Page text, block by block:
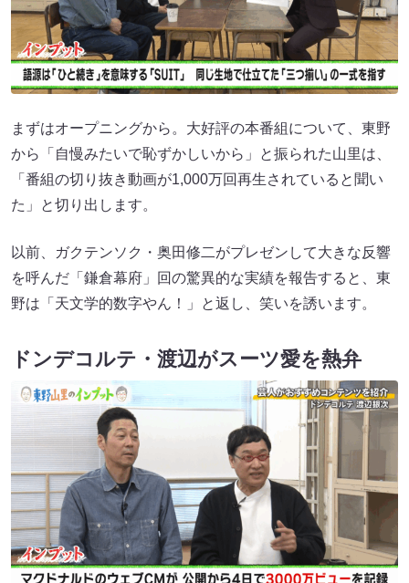
まずはオープニングから。大好評の本番組について、東野
から「自慢みたいで恥ずかしいから」と振られた山里は、
「番組の切り抜き動画が1,000万回再生されていると聞い
た」と切り出します。
以前、ガクテンソク・奥田修二がプレゼンして大きな反響
を呼んだ「鎌倉幕府」回の驚異的な実績を報告すると、東
野は「天文学的数字やん！」と返し、笑いを誘います。
ドンデコルテ・渡辺がスーツ愛を熱弁